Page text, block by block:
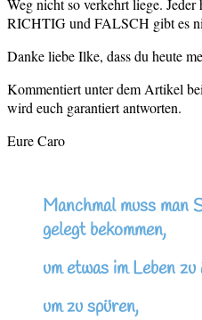
RICHTIG und FALSCH gibt es
Danke liebe Ilke, dass du heute
Kommentiert unter dem Artikel
wird euch garantiert antworten.
Eure Caro
Manchmal muss man
gelegt bekommen,
um etwas im Leben zu
um zu spüren,